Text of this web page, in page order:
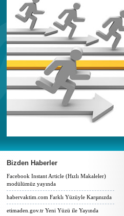
Bizden Haberler
Facebook Instant Article (Hızlı Makaleler)
modülümüz yayında
habervaktim.com Farklı Yüzüyle Karşınızda
etimaden.gov.tr Yeni Yüzü ile Yayında